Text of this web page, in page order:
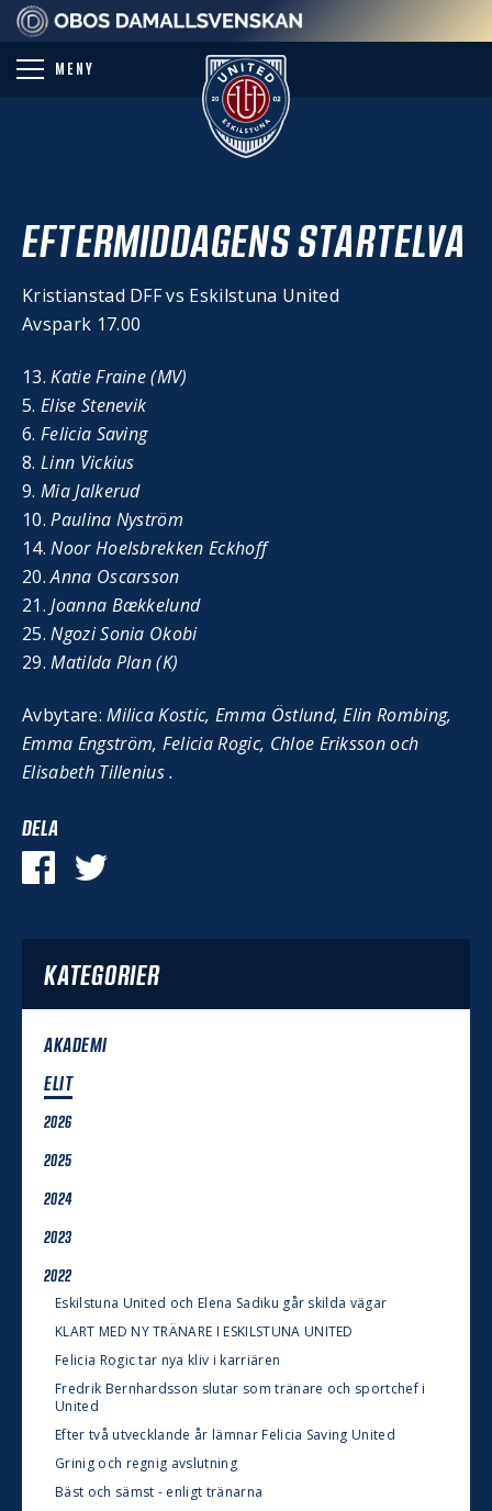
MENY
EFTERMIDDAGENS STARTELVA
Kristianstad DFF vs Eskilstuna United
Avspark 17.00
13.Katie Fraine (MV)
5. Elise Stenevik
6. Felicia Saving
8. Linn Vickius
9. Mia Jalkerud
10.Paulina Nyström
14. Noor Hoelsbrekken Eckhoff
20.Anna Oscarsson
21.Joanna Bækkelund
25.Ngozi Sonia Okobi
29.Matilda Plan (K)
Avbytare:Milica Kostic, Emma Östlund, Elin Rombing,
Emma Engström, Felicia Rogic, Chloe Eriksson och
Elisabeth Tillenius .
DELA
KATEGORIER
AKADEMI
ELIT
2026
2025
2024
2023
2022
Eskilstuna United och Elena Sadiku går skilda vägar
KLART MED NY TRÄNARE I ESKILSTUNA UNITED
Felicia Rogic tar nya kliv i karriären
Fredrik Bernhardsson slutar som tränare och sportchef i
United
Efter två utvecklande år lämnar Felicia Saving United
Grinig och regnig avslutning
Bäst och sämst - enligt tränarna